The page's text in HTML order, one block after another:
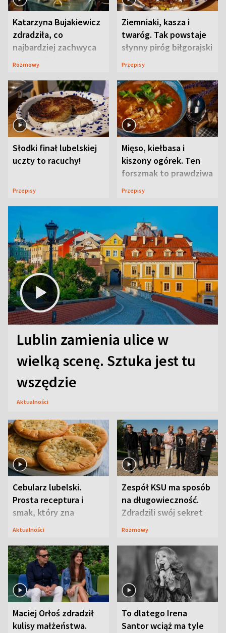
Katarzyna Bujakiewicz
zdradziła, co
najbardziej zachwyca
ją w Lublinie
Rozmowy
Ziemniaki, kasza i
twaróg. Tak powstaje
słynny piróg biłgorajski
Przepisy
Słodki finał lubelskiej
uczty to racuchy!
Przepisy
Mięso, kiełbasa i
kiszony ogórek. Ten
forszmak to prawdziwa
uczta
Przepisy
Lublin zamienia ulice w
wielką scenę. Sztuka jest tu
wszędzie
Aktualności
Cebularz lubelski.
Prosta receptura i
smak, który zna
Lubelszczyzna
Aktualności
Zespół KSU ma sposób
na długowieczność.
Zdradzili swój sekret
Rozmowy
Maciej Orłoś zdradził
kulisy małżeństwa.
To dlatego Irena
Santor wciąż ma tyle